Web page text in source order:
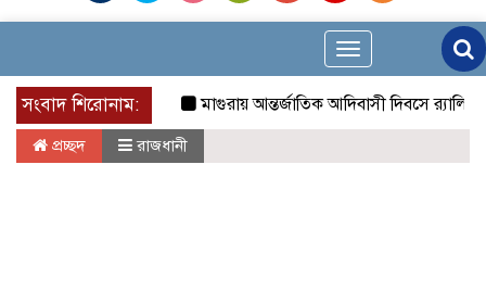
Toggle
navigation
সংবাদ শিরোনাম:
মাগুরায় আন্তর্জাতিক আদিবাসী দিবসে র‍্যালি ও
প্রচ্ছদ রাজধানী